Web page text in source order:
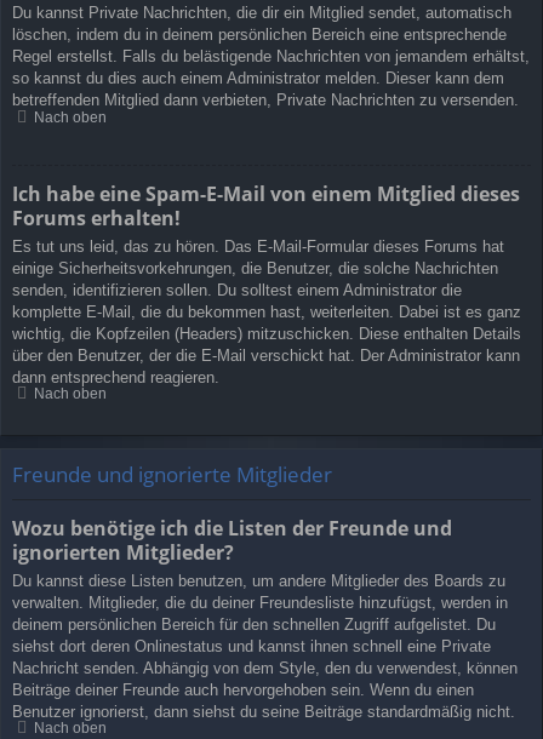
Du kannst Private Nachrichten, die dir ein Mitglied sendet, automatisch
löschen, indem du in deinem persönlichen Bereich eine entsprechende
Regel erstellst. Falls du belästigende Nachrichten von jemandem erhältst,
so kannst du dies auch einem Administrator melden. Dieser kann dem
betreffenden Mitglied dann verbieten, Private Nachrichten zu versenden.
Nach oben
Ich habe eine Spam-E-Mail von einem Mitglied dieses
Forums erhalten!
Es tut uns leid, das zu hören. Das E-Mail-Formular dieses Forums hat
einige Sicherheitsvorkehrungen, die Benutzer, die solche Nachrichten
senden, identifizieren sollen. Du solltest einem Administrator die
komplette E-Mail, die du bekommen hast, weiterleiten. Dabei ist es ganz
wichtig, die Kopfzeilen (Headers) mitzuschicken. Diese enthalten Details
über den Benutzer, der die E-Mail verschickt hat. Der Administrator kann
dann entsprechend reagieren.
Nach oben
Freunde und ignorierte Mitglieder
Wozu benötige ich die Listen der Freunde und
ignorierten Mitglieder?
Du kannst diese Listen benutzen, um andere Mitglieder des Boards zu
verwalten. Mitglieder, die du deiner Freundesliste hinzufügst, werden in
deinem persönlichen Bereich für den schnellen Zugriff aufgelistet. Du
siehst dort deren Onlinestatus und kannst ihnen schnell eine Private
Nachricht senden. Abhängig von dem Style, den du verwendest, können
Beiträge deiner Freunde auch hervorgehoben sein. Wenn du einen
Benutzer ignorierst, dann siehst du seine Beiträge standardmäßig nicht.
Nach oben